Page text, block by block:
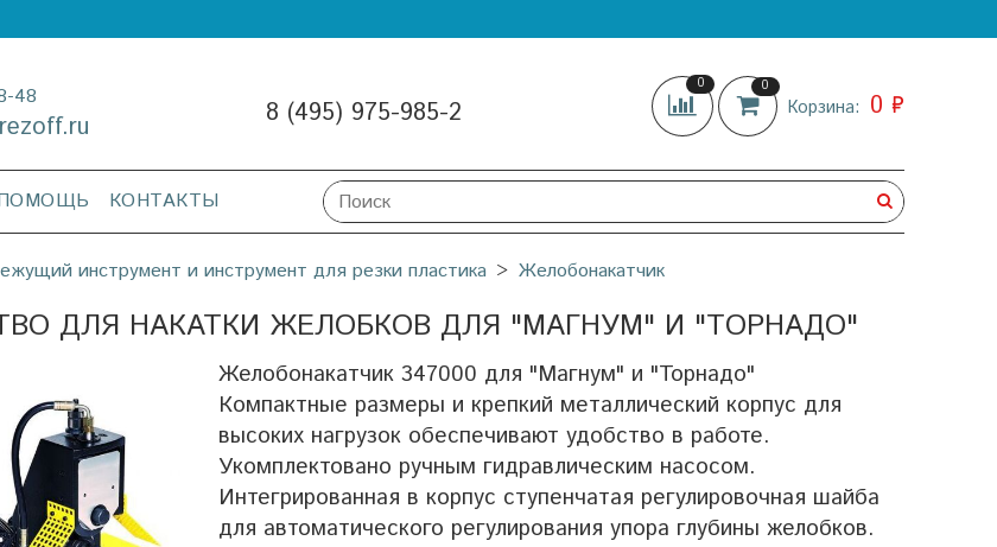
48 8 (495) 975-985-2
0 0
Корзина: 0 ₽
КОНТАКТЫ
инструмент и инструмент для резки пластика Желобонакатчик
ДЛЯ НАКАТКИ ЖЕЛОБКОВ ДЛЯ "МАГНУМ" И "ТОРНАДО"
Желобонакатчик 347000 для "Магнум" и "Торнадо"
Компактные размеры и крепкий металлический корпус для
высоких нагрузок обеспечивают удобство в работе.
Укомплектовано ручным гидравлическим насосом.
Интегрированная в корпус ступенчатая регулировочная шайба
для автоматического регулирования упора глубины желобков.